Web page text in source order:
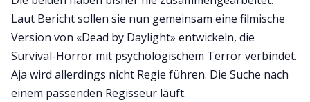
Laut Bericht sollen sie nun gemeinsam eine filmische
Version von «Dead by Daylight» entwickeln, die
Survival-Horror mit psychologischem Terror verbindet.
Aja wird allerdings nicht Regie führen. Die Suche nach
einem passenden Regisseur läuft.